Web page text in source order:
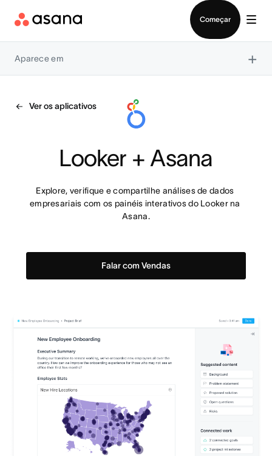
Começar
Aparece em ×
Ver os aplicativos
Looker + Asana
Explore, verifique e compartilhe análises de dados
empresariais com os painéis interativos do Looker na
Asana.
Falar com Vendas